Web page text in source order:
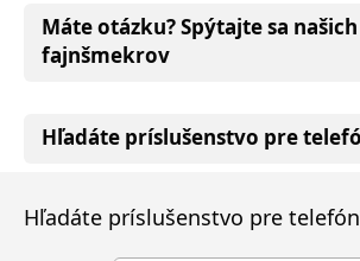
Máte otázku? Spýtajte sa našich
fajnšmekrov
Hľadáte príslušenstvo pre
Hľadáte príslušenstvo pre